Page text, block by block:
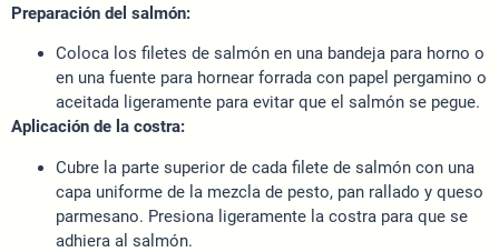
Preparación del salmón:
Coloca los filetes de salmón en una bandeja para horno o
en una fuente para hornear forrada con papel pergamino o
aceitada ligeramente para evitar que el salmón se pegue.
Aplicación de la costra:
Cubre la parte superior de cada filete de salmón con una
capa uniforme de la mezcla de pesto, pan rallado y queso
parmesano. Presiona ligeramente la costra para que se
adhiera al salmón.